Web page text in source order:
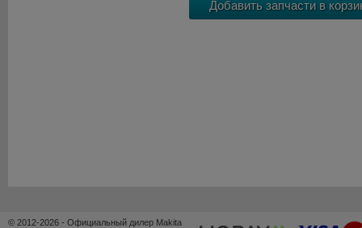
© 2012-2026 - Официальный дилер Makita